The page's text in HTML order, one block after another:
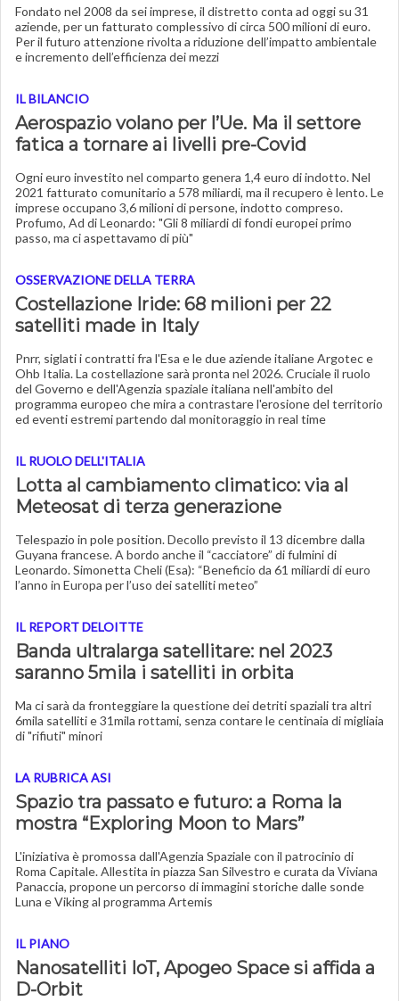
Fondato nel 2008 da sei imprese, il distretto conta ad oggi su 31
aziende, per un fatturato complessivo di circa 500 milioni di euro.
Per il futuro attenzione rivolta a riduzione dell’impatto ambientale
e incremento dell’efficienza dei mezzi
IL BILANCIO
Aerospazio volano per l’Ue. Ma il settore
fatica a tornare ai livelli pre-Covid
Ogni euro investito nel comparto genera 1,4 euro di indotto. Nel
2021 fatturato comunitario a 578 miliardi, ma il recupero è lento. Le
imprese occupano 3,6 milioni di persone, indotto compreso.
Profumo, Ad di Leonardo: "Gli 8 miliardi di fondi europei primo
passo, ma ci aspettavamo di più"
OSSERVAZIONE DELLA TERRA
Costellazione Iride: 68 milioni per 22
satelliti made in Italy
Pnrr, siglati i contratti fra l'Esa e le due aziende italiane Argotec e
Ohb Italia. La costellazione sarà pronta nel 2026. Cruciale il ruolo
del Governo e dell'Agenzia spaziale italiana nell'ambito del
programma europeo che mira a contrastare l'erosione del territorio
ed eventi estremi partendo dal monitoraggio in real time
IL RUOLO DELL'ITALIA
Lotta al cambiamento climatico: via al
Meteosat di terza generazione
Telespazio in pole position. Decollo previsto il 13 dicembre dalla
Guyana francese. A bordo anche il “cacciatore” di fulmini di
Leonardo. Simonetta Cheli (Esa): “Beneficio da 61 miliardi di euro
l’anno in Europa per l’uso dei satelliti meteo”
IL REPORT DELOITTE
Banda ultralarga satellitare: nel 2023
saranno 5mila i satelliti in orbita
Ma ci sarà da fronteggiare la questione dei detriti spaziali tra altri
6mila satelliti e 31mila rottami, senza contare le centinaia di migliaia
di "rifiuti" minori
LA RUBRICA ASI
Spazio tra passato e futuro: a Roma la
mostra “Exploring Moon to Mars”
L'iniziativa è promossa dall'Agenzia Spaziale con il patrocinio di
Roma Capitale. Allestita in piazza San Silvestro e curata da Viviana
Panaccia, propone un percorso di immagini storiche dalle sonde
Luna e Viking al programma Artemis
IL PIANO
Nanosatelliti IoT, Apogeo Space si affida a
D-Orbit